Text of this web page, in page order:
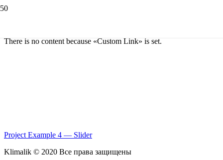
There is no content because «Custom Link» is set.
Project Example 4 — Slider
Klimalik © 2020 Все права защищены